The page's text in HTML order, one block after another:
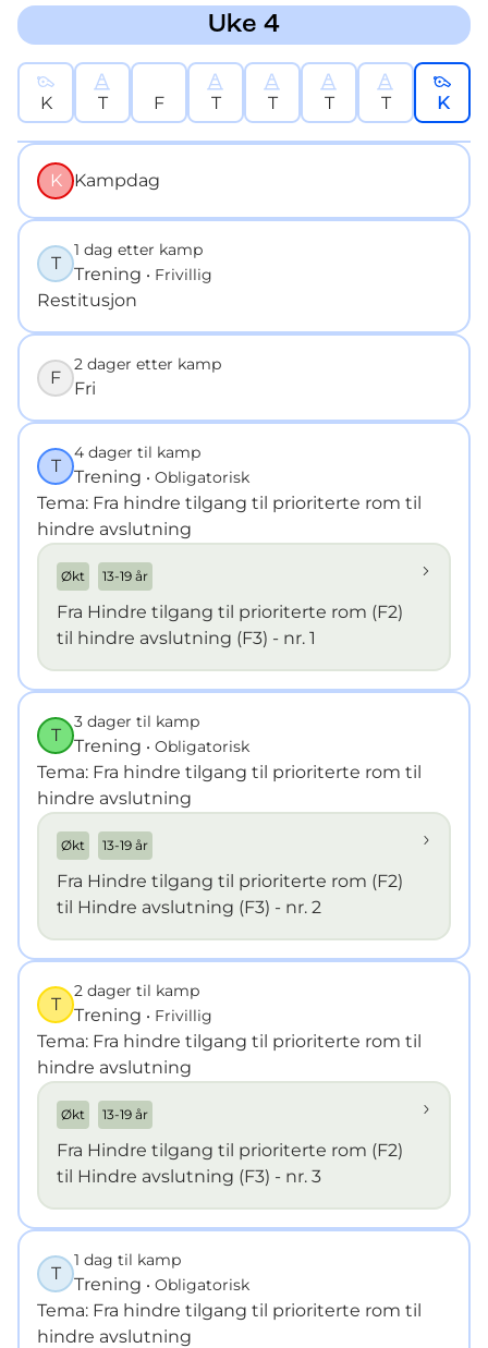
Uke 4
K T F T T T T K
K Kampdag
T
1 dag etter kamp
Trening • Frivillig
Restitusjon
F
2 dager etter kamp
Fri
T
4 dager til kamp
Trening • Obligatorisk
Tema: Fra hindre tilgang til prioriterte rom til
hindre avslutning
Økt 13-19 år
Fra Hindre tilgang til prioriterte rom (F2)
til hindre avslutning (F3) - nr. 1
T
3 dager til kamp
Trening • Obligatorisk
Tema: Fra hindre tilgang til prioriterte rom til
hindre avslutning
Økt 13-19 år
Fra Hindre tilgang til prioriterte rom (F2)
til Hindre avslutning (F3) - nr. 2
T
2 dager til kamp
Trening • Frivillig
Tema: Fra hindre tilgang til prioriterte rom til
hindre avslutning
Økt 13-19 år
Fra Hindre tilgang til prioriterte rom (F2)
til Hindre avslutning (F3) - nr. 3
T
1 dag til kamp
Trening • Obligatorisk
Tema: Fra hindre tilgang til prioriterte rom til
hindre avslutning